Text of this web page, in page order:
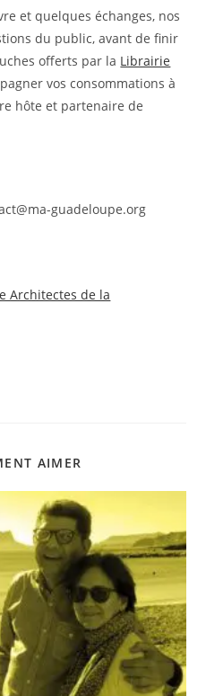
et quelques échanges, nos
du public, avant de finir
offerts par la Librairie
vos consommations à
hôte et partenaire de
guadeloupe.org
Architectes de la
AIMER